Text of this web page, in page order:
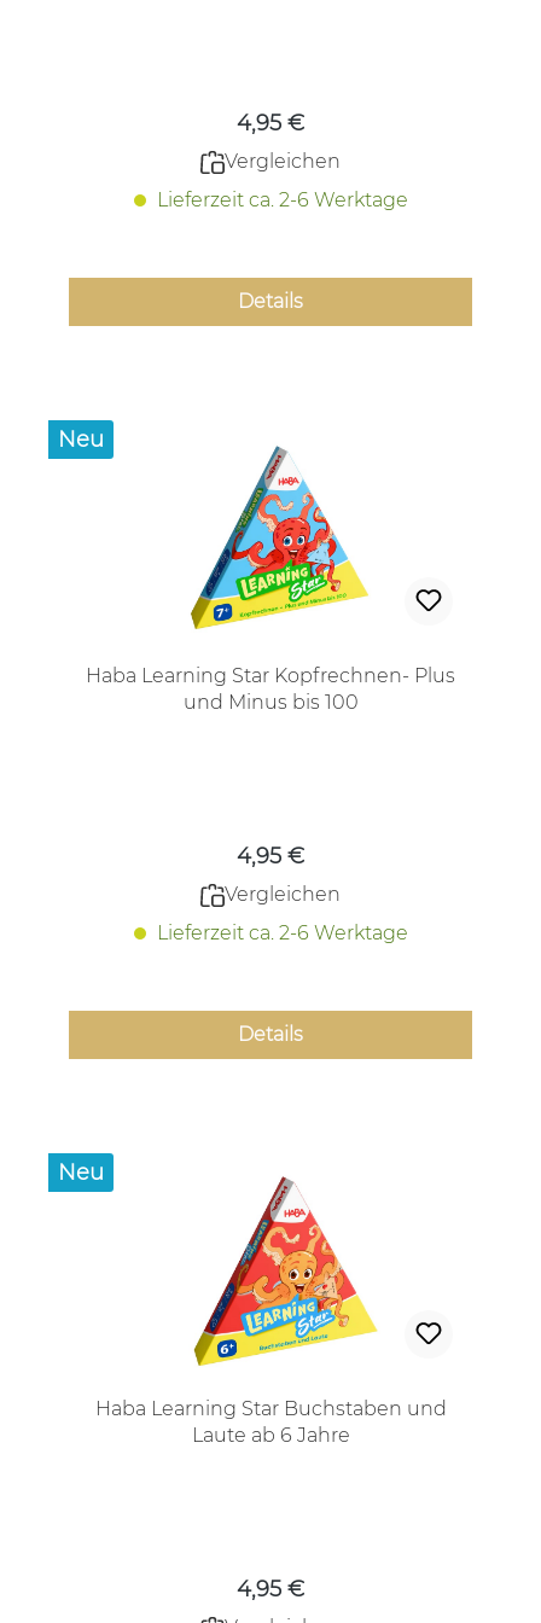
4,95 €
Vergleichen
Lieferzeit ca. 2-6 Werktage
Details
Neu
Haba Learning Star Kopfrechnen- Plus
und Minus bis 100
4,95 €
Vergleichen
Lieferzeit ca. 2-6 Werktage
Details
Neu
Haba Learning Star Buchstaben und
Laute ab 6 Jahre
4,95 €